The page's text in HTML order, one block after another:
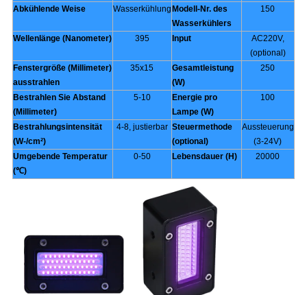
Abkühlende Weise Wasserkühlung Modell-Nr. des
Wasserkühlers
150
Wellenlänge (Nanometer) 395 Input
AC220V,
(optional)
Fenstergröße (Millimeter)
ausstrahlen
35x15
Gesamtleistung
(W)
250
Bestrahlen Sie Abstand
(Millimeter)
5-10
Energie pro
Lampe (W)
100
Bestrahlungsintensität
(W-/cm²)
4-8, justierbar Steuermethode
(optional)
Aussteuerung
(3-24V)
Umgebende Temperatur
(℃)
0-50 Lebensdauer (H) 20000